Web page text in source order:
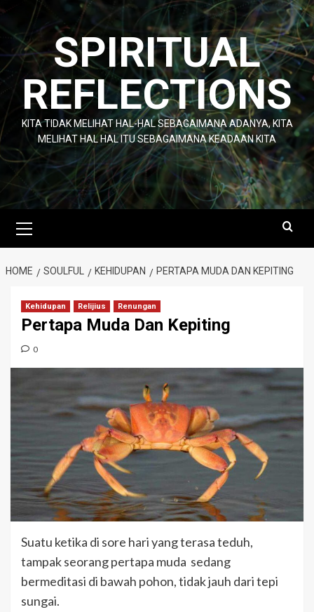
Skip
content
SPIRITUAL
REFLECTIONS
KITA TIDAK MELIHAT HAL-HAL SEBAGAIMANA ADANYA, KITA
MELIHAT HAL HAL ITU SEBAGAIMANA KEADAAN KITA
Menu
HOME SOULFUL KEHIDUPAN PERTAPA MUDA DAN KEPITING
Kehidupan Relijius Renungan
Pertapa Muda Dan Kepiting
0
Suatu ketika di sore hari yang terasa teduh,
tampak seorang pertapa muda sedang
bermeditasi di bawah pohon, tidak jauh dari tepi
sungai.